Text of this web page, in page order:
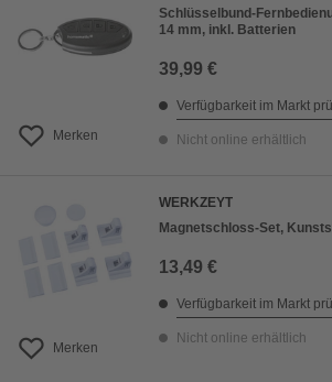
Merken
Schlüsselbund-
14 mm, inkl. Batterien
39,99 €
Verfügbarkeit im Markt
Nicht online erhältlich
Merken
WERKZEYT
Magnetschloss-Set,
13,49 €
Verfügbarkeit im Markt
Nicht online erhältlich